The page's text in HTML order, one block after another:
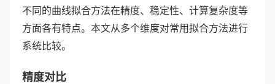
不同的曲线拟合方法在精度、稳定性、计算复杂度等
方面各有特点。本文从多个维度对常用拟合方法进行
系统比较。
精度对比